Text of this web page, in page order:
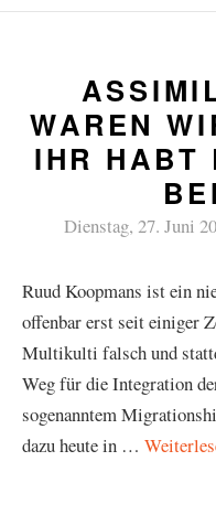
WAREN
IHR HABT
Dienstag, 27. Juni
Ruud Koopmans ist ein
offenbar erst seit einiger
Multikulti falsch und
Weg für die Integration
sogenanntem
dazu heute in …